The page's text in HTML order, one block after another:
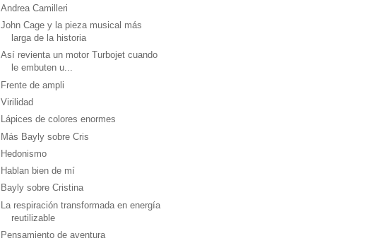
Andrea Camilleri
John Cage y la pieza musical más
larga de la historia
Así revienta un motor Turbojet cuando
le embuten u...
Frente de ampli
Virilidad
Lápices de colores enormes
Más Bayly sobre Cris
Hedonismo
Hablan bien de mí
Bayly sobre Cristina
La respiración transformada en energía
reutilizable
Pensamiento de aventura